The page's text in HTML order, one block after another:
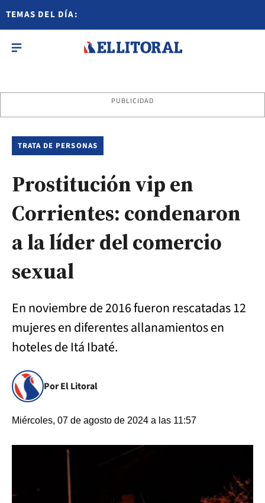
TEMAS DEL DÍA:
PUBLICIDAD
TRATA DE PERSONAS
Prostitución vip en
Corrientes: condenaron
a la líder del comercio
sexual
En noviembre de 2016 fueron rescatadas 12
mujeres en diferentes allanamientos en
hoteles de Itá Ibaté.
Por El Litoral
Miércoles, 07 de agosto de 2024 a las 11:57